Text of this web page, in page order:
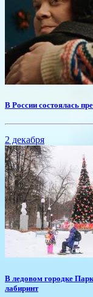
В России состоялась
2 декабря
В ледовом городке
лабиринт